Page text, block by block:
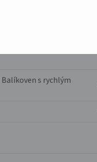
s rychlým